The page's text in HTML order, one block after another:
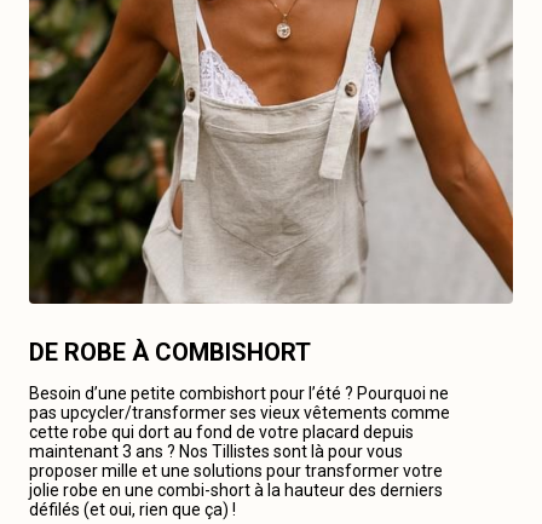
DE ROBE À COMBISHORT
Besoin d’une petite combishort pour l’été ? Pourquoi ne
pas upcycler/transformer ses vieux vêtements comme
cette robe qui dort au fond de votre placard depuis
maintenant 3 ans ? Nos Tillistes sont là pour vous
proposer mille et une solutions pour transformer votre
jolie robe en une combi-short à la hauteur des derniers
défilés (et oui, rien que ça) !